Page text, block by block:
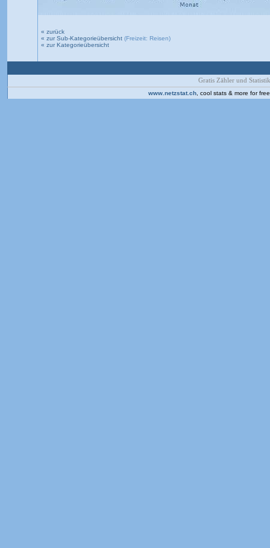
« zurück
« zur Sub-Kategorieübersicht (Freizeit: Reisen)
« zur Kategorieübersicht
Gratis Zähler und
www.netzstat.ch , cool stats & more for